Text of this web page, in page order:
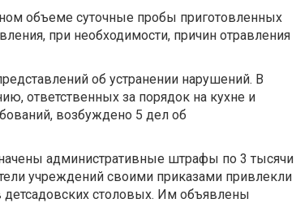
объеме суточные пробы приготовленных
при необходимости, причин отравления
об устранении нарушений. В
ответственных за порядок на кухне и
возбуждено 5 дел об
административные штрафы по 3 тысячи
учреждений своими приказами привлекли
детсадовских столовых. Им объявлены